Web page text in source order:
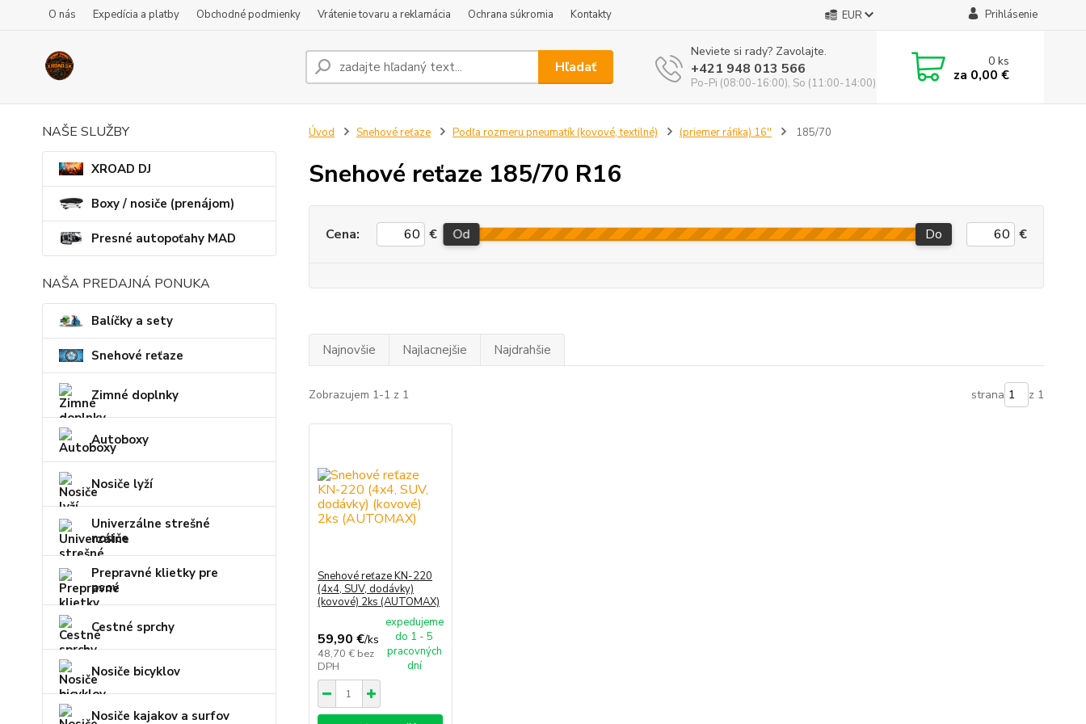
O nás Expedícia a platby Obchodné podmienky Vrátenie tovaru a reklamácia Ochrana súkromia Kontakty EUR Prihlásenie
Hľadať
Neviete si rady? Zavolajte.
+421 948 013 566
Po-Pi (08:00-16:00), So (11:00-14:00)
0ks
za 0,00 €
NAŠE SLUŽBY
XROAD DJ
Boxy / nosiče (prenájom)
Presné autopoťahy MAD
NAŠA PREDAJNÁ PONUKA
Balíčky a sety
Snehové reťaze
Zimné doplnky
Autoboxy
Nosiče lyží
Univerzálne strešné
nosiče
Prepravné klietky pre
psov
Cestné sprchy
Nosiče bicyklov
Nosiče kajakov a surfov
Úvod Snehové reťaze Podľa rozmeru pneumatík (kovové, textilné) (priemer ráfika) 16'' 185/70
Snehové reťaze 185/70 R16
Cena: € Od Do €
Najnovšie Najlacnejšie Najdrahšie
Zobrazujem 1-1 z 1 strana z 1
Snehové reťaze KN-220
(4x4, SUV, dodávky)
(kovové) 2ks (AUTOMAX)
59,90 €/ks
48,70 € bez
DPH
expedujeme
do 1 - 5
pracovných
dní